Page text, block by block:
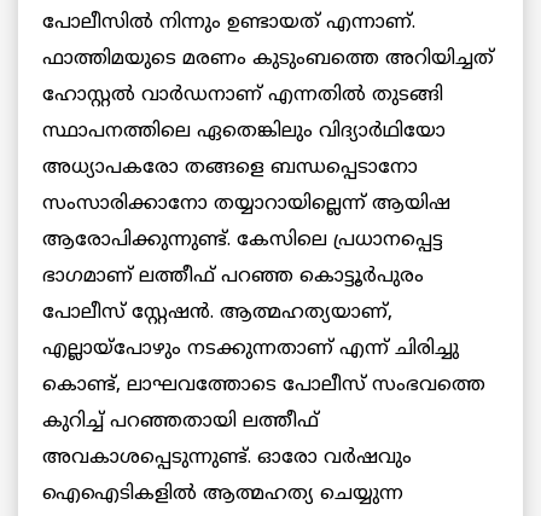
പോലീസിൽ നിന്നും ഉണ്ടായത് എന്നാണ്.
ഫാത്തിമയുടെ മരണം കുടുംബത്തെ അറിയിച്ചത്
ഹോസ്റ്റൽ വാർഡനാണ് എന്നതിൽ തുടങ്ങി
സ്ഥാപനത്തിലെ ഏതെങ്കിലും വിദ്യാർഥിയോ
അധ്യാപകരോ തങ്ങളെ ബന്ധപ്പെടാനോ
സംസാരിക്കാനോ തയ്യാറായില്ലെന്ന് ആയിഷ
ആരോപിക്കുന്നുണ്ട്. കേസിലെ പ്രധാനപ്പെട്ട
ഭാഗമാണ് ലത്തീഫ് പറഞ്ഞ കൊട്ടൂർപുരം
പോലീസ് സ്റ്റേഷൻ. ആത്മഹത്യയാണ്,
എല്ലായ്‌പോഴും നടക്കുന്നതാണ് എന്ന് ചിരിച്ചു
കൊണ്ട്, ലാഘവത്തോടെ പോലീസ് സംഭവത്തെ
കുറിച്ച് പറഞ്ഞതായി ലത്തീഫ്
അവകാശപ്പെടുന്നുണ്ട്. ഓരോ വർഷവും
ഐഐടികളിൽ ആത്മഹത്യ ചെയ്യുന്ന